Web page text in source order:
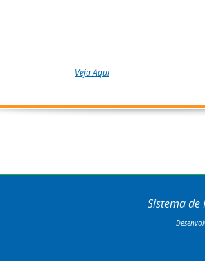
Veja Aqui
Sistema de